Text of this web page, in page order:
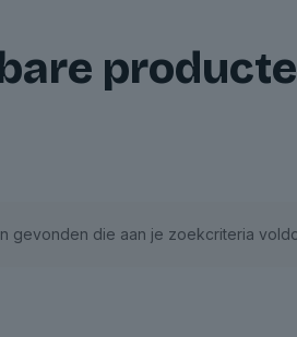
gevonden die aan je zoekcriteria